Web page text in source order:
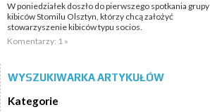
W poniedziałek doszło do pierwszego spotkania grupy
kibiców Stomilu Olsztyn, którzy chcą założyć
stowarzyszenie kibiców typu socios.
Komentarzy: 1 »
WYSZUKIWARKA ARTYKUŁÓW
Kategorie